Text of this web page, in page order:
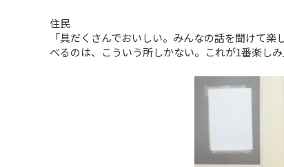
住民
「具だくさんでおいしい。みんなの話を聞けて
べるのは、こういう所しかない。これが1番楽しみ